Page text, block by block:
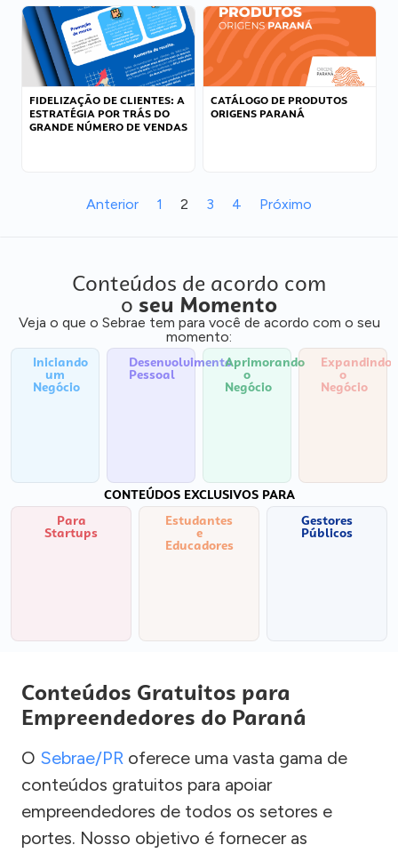
FIDELIZAÇÃO DE CLIENTES: A
ESTRATÉGIA POR TRÁS DO
GRANDE NÚMERO DE VENDAS
CATÁLOGO DE PRODUTOS
ORIGENS PARANÁ
Anterior 1 2 3 4 Próximo
Conteúdos de acordo com
o seu Momento
Veja o que o Sebrae tem para você de acordo com o seu
momento:
Iniciando
um
Negócio
Desenvolvimento
Pessoal
Aprimorando
o
Negócio
Expandindo
o
Negócio
CONTEÚDOS EXCLUSIVOS PARA
Para
Startups
Estudantes
e
Educadores
Gestores
Públicos
Conteúdos Gratuitos para
Empreendedores do Paraná
O Sebrae/PR oferece uma vasta gama de
conteúdos gratuitos para apoiar
empreendedores de todos os setores e
portes. Nosso objetivo é fornecer as